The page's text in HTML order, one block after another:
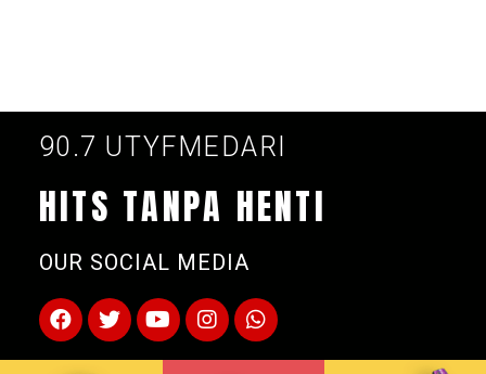
90.7 UTYFMEDARI
HITS TANPA HENTI
OUR SOCIAL MEDIA